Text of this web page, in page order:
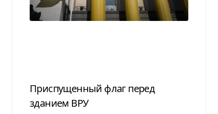
Приспущенный флаг перед
зданием ВРУ